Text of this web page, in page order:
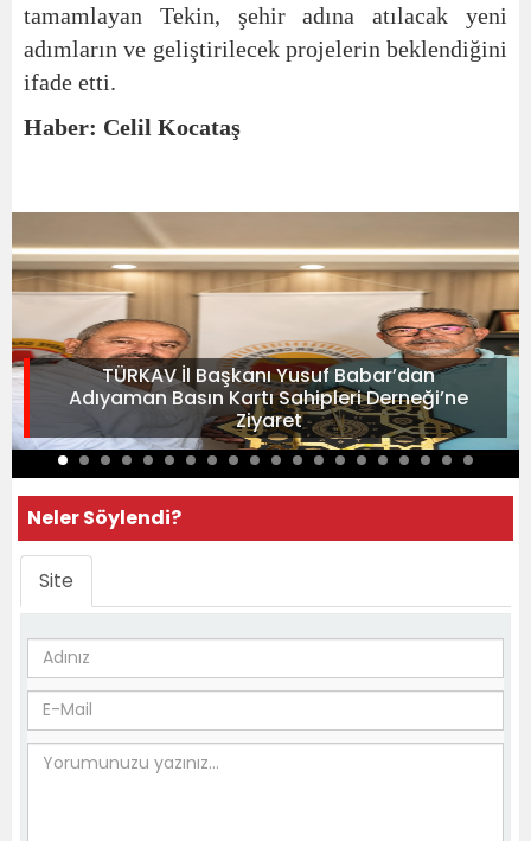
tamamlayan Tekin, şehir adına atılacak yeni
adımların ve geliştirilecek projelerin beklendiğini
ifade etti.
Haber: Celil Kocataş
TÜRKAV İl Başkanı Yusuf Babar’dan
Adıyaman Basın Kartı Sahipleri Derneği’ne
Ziyaret
Neler Söylendi?
Site